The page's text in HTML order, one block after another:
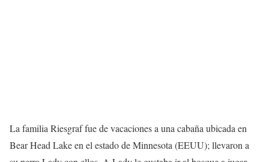
La familia Riesgraf fue de vacaciones a una cabaña ubicada en
Bear Head Lake en el estado de Minnesota (EEUU); llevaron a